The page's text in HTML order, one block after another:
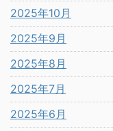
2025年10月
2025年9月
2025年8月
2025年7月
2025年6月